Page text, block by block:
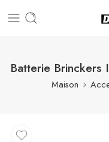
Batterie
Maison